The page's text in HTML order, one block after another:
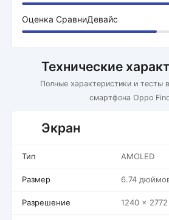
Оценка СравниДевайс
Технические
Полные характеристики и тесты
смартфона Oppo
Экран
Тип AMOLED
Размер 6.74
Разрешение 1240 x